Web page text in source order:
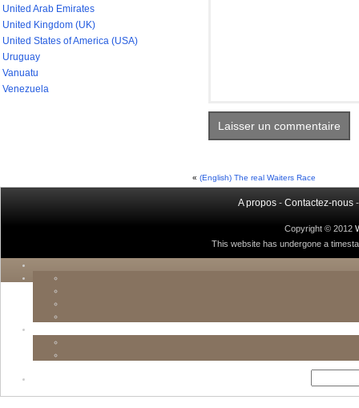
United Arab Emirates
United Kingdom (UK)
United States of America (USA)
Uruguay
Vanuatu
Venezuela
« (English) The real Waiters Race
A propos - Contactez-nous
Copyright © 2012
This website has undergone a